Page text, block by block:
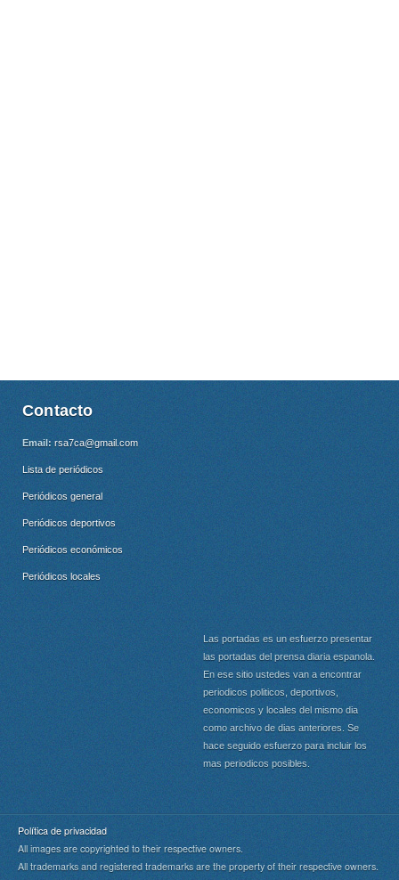
Contacto
Email: rsa7ca@gmail.com
Lista de periódicos
Periódicos general
Periódicos deportivos
Periódicos económicos
Periódicos locales
Las portadas es un esfuerzo presentar
las portadas del prensa diaria espanola.
En ese sitio ustedes van a encontrar
periodicos politicos, deportivos,
economicos y locales del mismo dia
como archivo de dias anteriores. Se
hace seguido esfuerzo para incluir los
mas periodicos posibles.
Política de privacidad
All images are copyrighted to their respective owners.
All trademarks and registered trademarks are the property of their respective owners.